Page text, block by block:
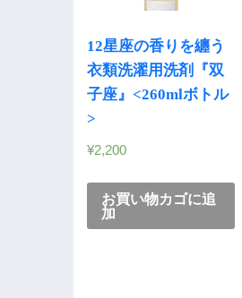
12星座の香りを纏う
衣類洗濯用洗剤『双
子座』<260mlボトル
>
¥2,200
お買い物カゴに追
加